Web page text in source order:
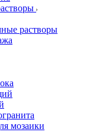
растворы
мозаики